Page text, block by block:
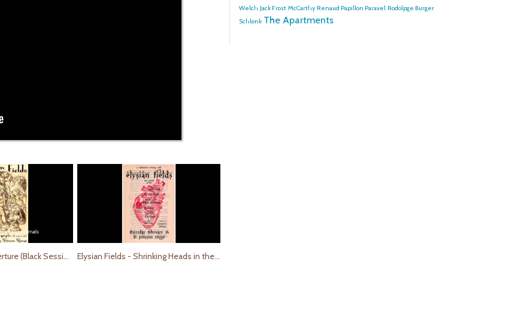
Elysian Fields - Overture (Black Sessions) Elysian Fields - Shrinking Heads in the Sunset (Black Sessions)
Welch Jack Frost McCarthy Renaud Papillon Paravel Rodolpge Burger
Schlonk The Apartments